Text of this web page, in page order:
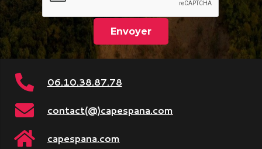
06.10.38.87.78
contact(@)capespana.com
capespana.com